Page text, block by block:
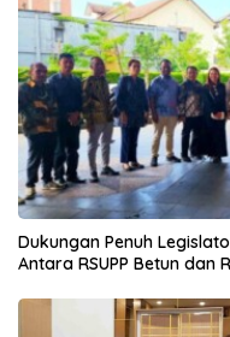
Dukungan Penuh
Antara RSUPP Betun dan